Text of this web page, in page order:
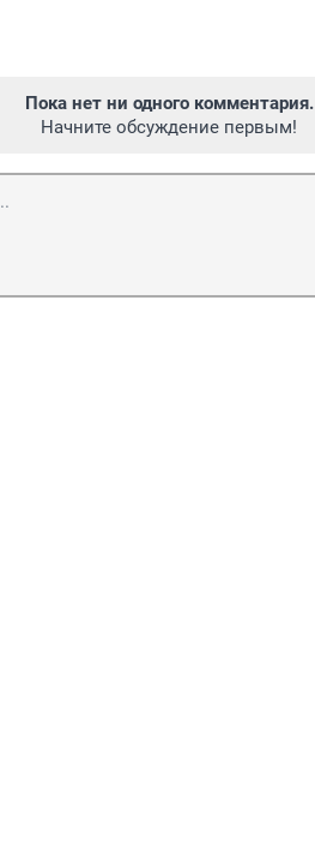
Пока нет ни одного комментария.
Начните обсуждение первым!